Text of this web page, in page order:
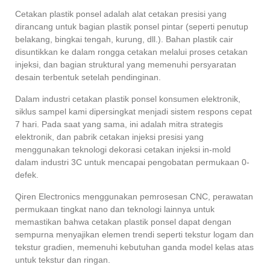
Cetakan plastik ponsel adalah alat cetakan presisi yang
dirancang untuk bagian plastik ponsel pintar (seperti penutup
belakang, bingkai tengah, kurung, dll.). Bahan plastik cair
disuntikkan ke dalam rongga cetakan melalui proses cetakan
injeksi, dan bagian struktural yang memenuhi persyaratan
desain terbentuk setelah pendinginan.
Dalam industri cetakan plastik ponsel konsumen elektronik,
siklus sampel kami dipersingkat menjadi sistem respons cepat
7 hari. Pada saat yang sama, ini adalah mitra strategis
elektronik, dan pabrik cetakan injeksi presisi yang
menggunakan teknologi dekorasi cetakan injeksi in-mold
dalam industri 3C untuk mencapai pengobatan permukaan 0-
defek.
Qiren Electronics menggunakan pemrosesan CNC, perawatan
permukaan tingkat nano dan teknologi lainnya untuk
memastikan bahwa cetakan plastik ponsel dapat dengan
sempurna menyajikan elemen trendi seperti tekstur logam dan
tekstur gradien, memenuhi kebutuhan ganda model kelas atas
untuk tekstur dan ringan.